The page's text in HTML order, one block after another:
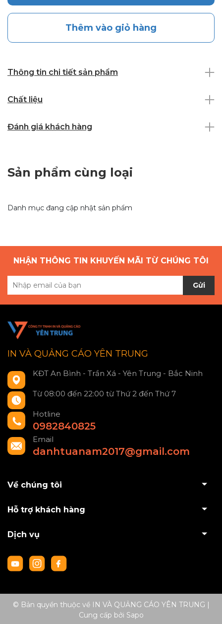
Thêm vào giỏ hàng
Thông tin chi tiết sản phẩm
Chất liệu
Đánh giá khách hàng
Sản phẩm cùng loại
Danh mục đang cập nhật sản phẩm
NHẬN THÔNG TIN KHUYẾN MÃI TỪ CHÚNG TÔI
Gửi
IN VÀ QUẢNG CÁO YÊN TRUNG
KĐT An Bình - Trần Xá - Yên Trung - Bắc Ninh
Từ 08:00 đến 22:00 từ Thứ 2 đến Thứ 7
Hotline
0982840825
Email
danhtuanam2017@gmail.com
Về chúng tôi
Hỗ trợ khách hàng
Dịch vụ
© Bản quyền thuộc về IN VÀ QUẢNG CÁO YÊN TRUNG |
Cung cấp bởi Sapo